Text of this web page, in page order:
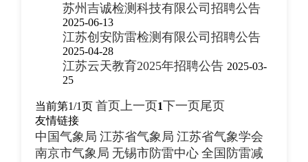
分支机构
会员风采
苏州吉诚检测科技有限公司招聘公告
2025-06-13
江苏创安防雷检测有限公司招聘公告
2025-04-28
江苏云天教育2025年招聘公告2025-03-
25
当前第1/1页首页上一页1下一页尾页
友情链接
中国气象局 江苏省气象局 江苏省气象学会
南京市气象局 无锡市防雷中心 全国防雷减